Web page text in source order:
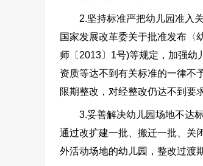
2.坚持标准严把幼儿园准入关
国家发展改革委关于批准发布〈
师〔2013〕1号)等规定，加强幼
资质等达不到有关标准的一律不
限期整改，对经整改仍达不到要
3.妥善解决幼儿园场地不达标
通过改扩建一批、搬迁一批、关
外活动场地的幼儿园，整改过渡